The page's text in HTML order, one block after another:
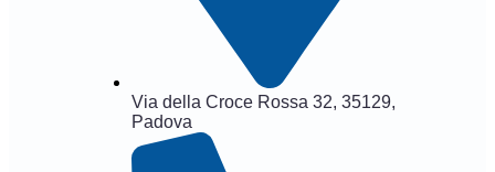
Via della Croce Rossa 32, 35129,
Padova